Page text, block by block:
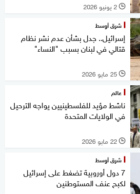
l 2 يونيو 2026
شرق أوسط
إسرائيل.. جدل بشأن عدم نشر نظام
قتالي في لبنان بسبب "النساء"
l 25 مايو 2026
عالم
ناشط مؤيد للفلسطينيين يواجه الترحيل
في الولايات المتحدة
l 22 مايو 2026
شرق أوسط
7 دول أوروبية تضغط على إسرائيل
لكبح عنف المستوطنين